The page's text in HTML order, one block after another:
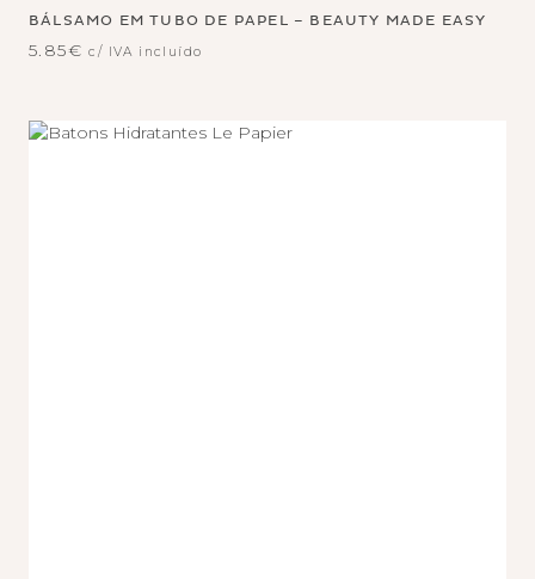
BÁLSAMO EM TUBO DE PAPEL – BEAUTY MADE EASY
5.85€ c/ IVA incluído